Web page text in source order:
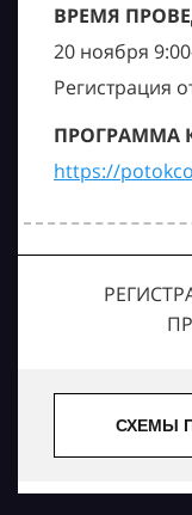
ВРЕМЯ
20 ноября
Регистрация
ПРОГРАММА
https://
СХЕМЫ